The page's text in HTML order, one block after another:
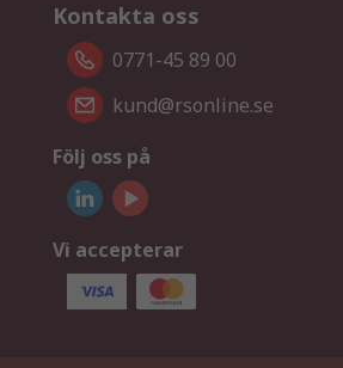
Kontakta oss
0771-45 89 00
kund@rsonline.se
Följ oss på
Vi accepterar